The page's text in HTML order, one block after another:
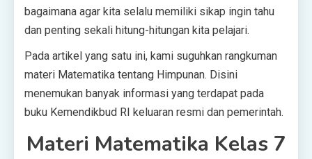
bagaimana agar kita selalu memiliki sikap ingin tahu
dan penting sekali hitung-hitungan kita pelajari.
Pada artikel yang satu ini, kami suguhkan rangkuman
materi Matematika tentang Himpunan. Disini
menemukan banyak informasi yang terdapat pada
buku Kemendikbud RI keluaran resmi dan pemerintah.
Materi Matematika Kelas 7